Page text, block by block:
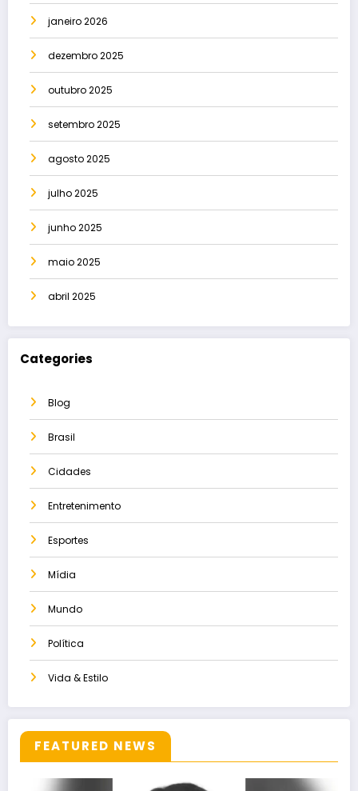
janeiro 2026
dezembro 2025
outubro 2025
setembro 2025
agosto 2025
julho 2025
junho 2025
maio 2025
abril 2025
Categories
Blog
Brasil
Cidades
Entretenimento
Esportes
Mídia
Mundo
Política
Vida & Estilo
FEATURED NEWS